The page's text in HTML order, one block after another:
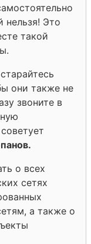
нельзя! Это
такой
они также не
звоните в
о всех
сетях
а также о